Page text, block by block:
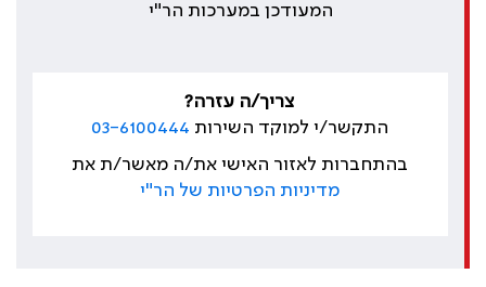
המעודכן במערכות הר"י
צריך/ה עזרה?
התקשר/י למוקד השירות 03-6100444
בהתחברות לאזור האישי את/ה מאשר/ת את
מדיניות הפרטיות של הר"י